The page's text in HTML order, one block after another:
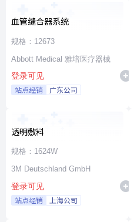
血管缝合器系统
规格：12673
Abbott Medical 雅培医疗器械
登录可见
站点经销 广东公司
透明敷料
规格：1624W
3M Deutschland GmbH
登录可见
站点经销 上海公司